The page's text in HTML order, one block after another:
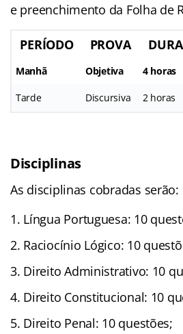
e preenchimento da Folha de
PERÍODO PROVA
Manhã Objetiva 4 horas
Tarde Discursiva 2 horas
Disciplinas
As disciplinas cobradas serão:
Língua Portuguesa: 10
Raciocínio Lógico: 10
Direito Administrativo: 10
Direito Constitucional: 10
Direito Penal: 10 questões;